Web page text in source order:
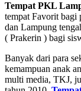
Tempat PKL
tempat Favorit bagi
dan Lampung
( Prakerin ) bagi
Banyak dari para
kemampuan anak
multi media, TKJ,